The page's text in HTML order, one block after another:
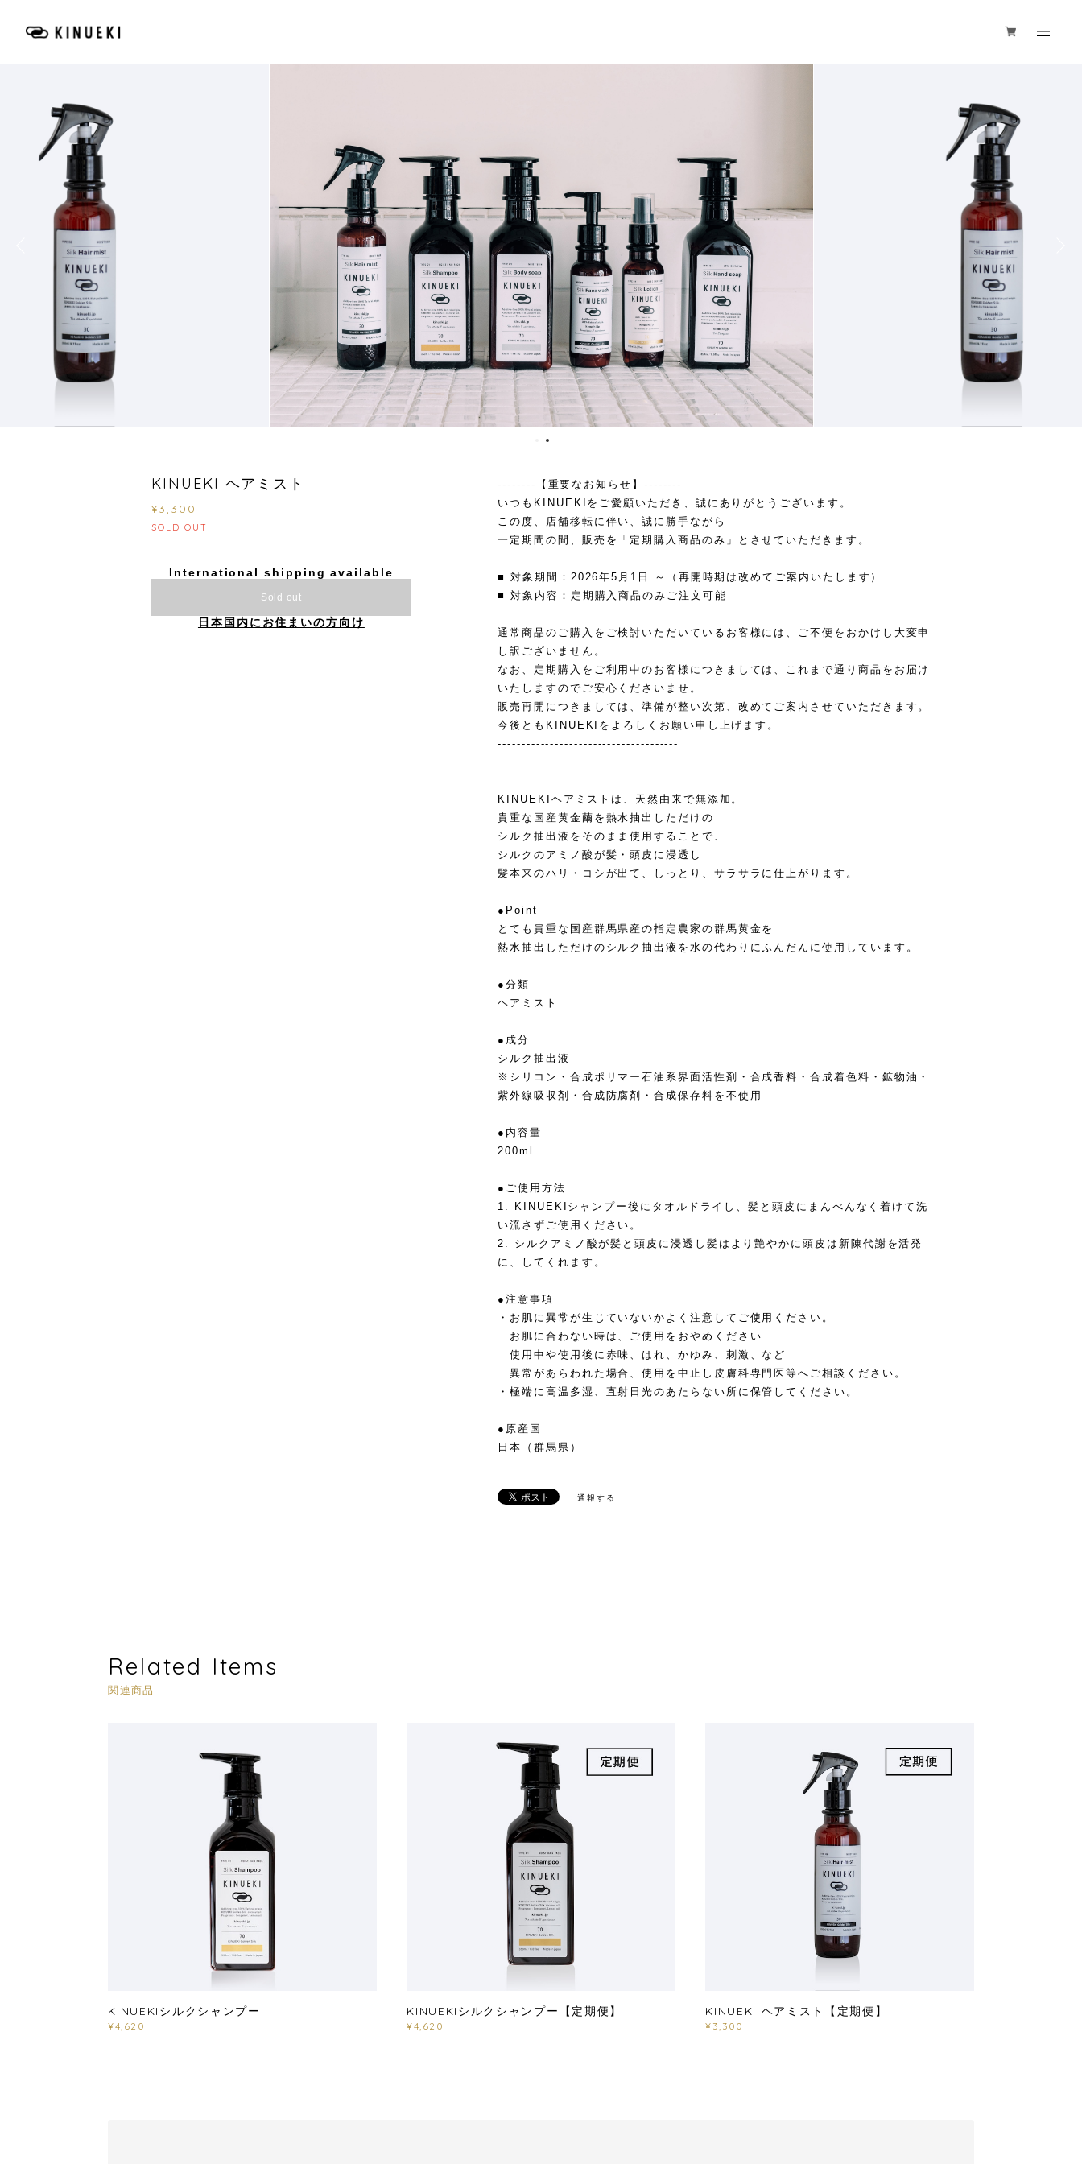
KINUEKI ヘアミスト
¥3,300
SOLD OUT
International shipping available
Sold out
日本国内にお住まいの方向け
--------【重要なお知らせ】--------
いつもKINUEKIをご愛顧いただき、誠にありがとうございます。
この度、店舗移転に伴い、誠に勝手ながら
一定期間の間、販売を「定期購入商品のみ」とさせていただきます。
■ 対象期間：2026年5月1日 ～（再開時期は改めてご案内いたします）
■ 対象内容：定期購入商品のみご注文可能
通常商品のご購入をご検討いただいているお客様には、ご不便をおかけし大変申
し訳ございません。
なお、定期購入をご利用中のお客様につきましては、これまで通り商品をお届け
いたしますのでご安心くださいませ。
販売再開につきましては、準備が整い次第、改めてご案内させていただきます。
今後ともKINUEKIをよろしくお願い申し上げます。
--------------------------------------
KINUEKIヘアミストは、天然由来で無添加。
貴重な国産黄金繭を熱水抽出しただけの
シルク抽出液をそのまま使用することで、
シルクのアミノ酸が髪・頭皮に浸透し
髪本来のハリ・コシが出て、しっとり、サラサラに仕上がります。
●Point
とても貴重な国産群馬県産の指定農家の群馬黄金を
熱水抽出しただけのシルク抽出液を水の代わりにふんだんに使用しています。
●分類
ヘアミスト
●成分
シルク抽出液
※シリコン・合成ポリマー石油系界面活性剤・合成香料・合成着色料・鉱物油・
紫外線吸収剤・合成防腐剤・合成保存料を不使用
●内容量
200ml
●ご使用方法
1. KINUEKIシャンプー後にタオルドライし、髪と頭皮にまんべんなく着けて洗
い流さずご使用ください。
2. シルクアミノ酸が髪と頭皮に浸透し髪はより艶やかに頭皮は新陳代謝を活発
に、してくれます。
●注意事項
・お肌に異常が生じていないかよく注意してご使用ください。
お肌に合わない時は、ご使用をおやめください
使用中や使用後に赤味、はれ、かゆみ、刺激、など
異常があらわれた場合、使用を中止し皮膚科専門医等へご相談ください。
・極端に高温多湿、直射日光のあたらない所に保管してください。
●原産国
日本（群馬県）
通報する
Related Items
関連商品
KINUEKIシルクシャンプー
¥4,620
KINUEKIシルクシャンプー【定期便】
¥4,620
KINUEKI ヘアミスト【定期便】
¥3,300